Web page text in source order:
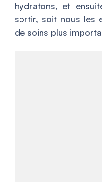
hydratons, et
sortir, soit nous les
de soins plus